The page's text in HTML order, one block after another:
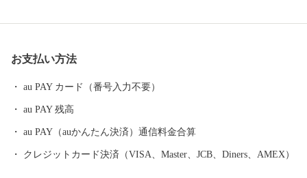
お支払い方法
au PAY カード（番号入力不要）
au PAY 残高
au PAY（auかんたん決済）通信料金合算
クレジットカード決済（VISA、Master、JCB、Diners、AMEX）